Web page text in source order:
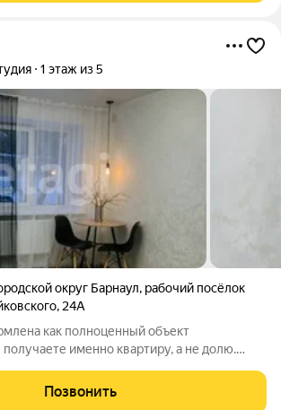
1 этаж из 5
округ Барнаул, рабочий посёлок
, 24А
как полноценный объект
канализация естественная, без
Позвонить